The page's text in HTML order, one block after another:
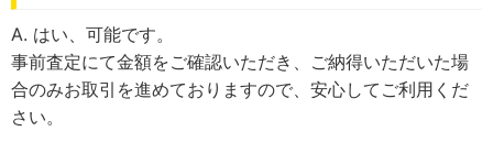
A. はい、可能です。
事前査定にて金額をご確認いただき、ご納得いただいた場
合のみお取引を進めておりますので、安心してご利用くだ
さい。